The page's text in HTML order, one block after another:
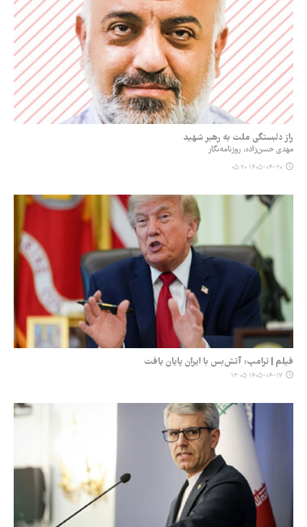
راز دلبستگی ملت به رهبر شهید
مهدی حسن‌زاده، روزنامه‌نگار
۱۴۰۵-۰۴-۲۰ ۰۵:۲۰
فیلم | ترامپ: آتش‌بس با ایران پایان یافت
۱۴۰۵-۰۴-۱۷ ۱۳:۰۵